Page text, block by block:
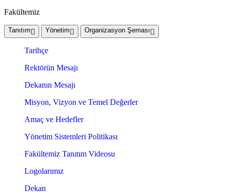
Fakültemiz
Tanıtım Yönetim Organizasyon Şeması
Tarihçe
Rektörün Mesajı
Dekanın Mesajı
Misyon, Vizyon ve Temel Değerler
Amaç ve Hedefler
Yönetim Sistemleri Politikası
Fakültemiz Tanıtım Videosu
Logolarımız
Dekan